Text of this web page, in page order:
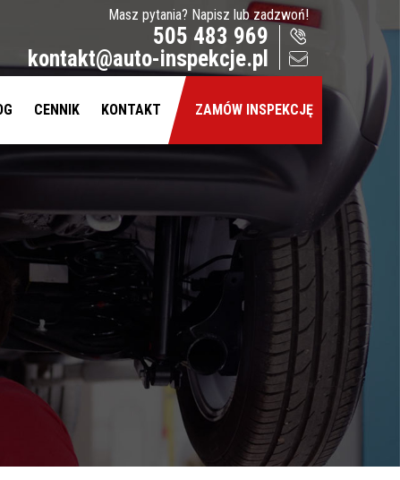
Masz pytania? Napisz lub zadzwoń!
505 483 969
kontakt@auto-inspekcje.pl
CENNIK KONTAKT ZAMÓW INSPEKCJĘ